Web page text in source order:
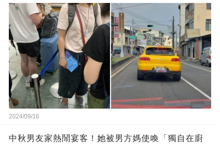
2024/09/16
中秋男友家熱鬧宴客！她被男方媽使喚「獨自在廚